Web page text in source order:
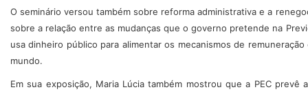
O seminário versou também sobre reforma administrativa e a
sobre a relação entre as mudanças que o governo pretende na
usa dinheiro público para alimentar os mecanismos de
mundo.
Em sua exposição, Maria Lúcia também mostrou que a PEC